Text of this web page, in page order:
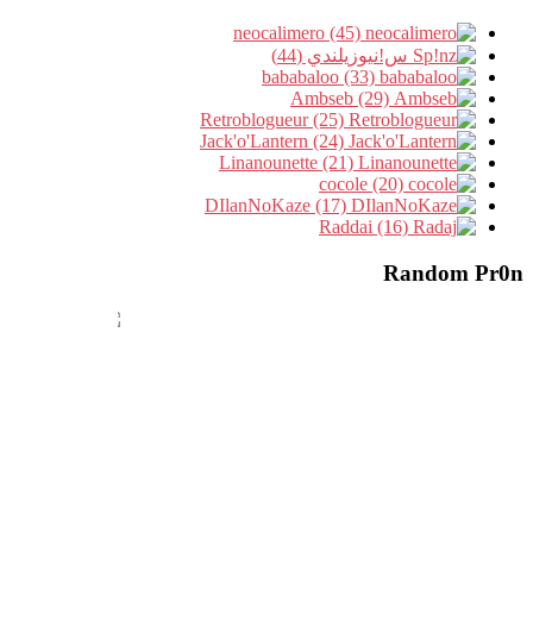
س!نيوزيلندي (44)
Random Pr0n